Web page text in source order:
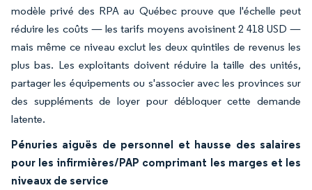
modèle privé des RPA au Québec prouve que l'échelle peut
réduire les coûts — les tarifs moyens avoisinent 2 418 USD —
mais même ce niveau exclut les deux quintiles de revenus les
plus bas. Les exploitants doivent réduire la taille des unités,
partager les équipements ou s'associer avec les provinces sur
des suppléments de loyer pour débloquer cette demande
latente.
Pénuries aiguës de personnel et hausse des salaires
pour les infirmières/PAP comprimant les marges et les
niveaux de service